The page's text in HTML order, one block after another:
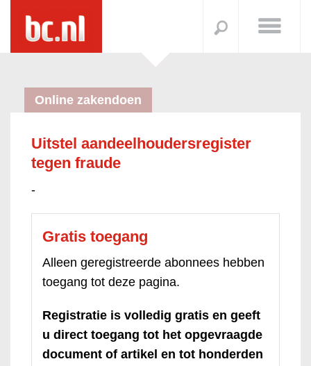
Online zakendoen
Uitstel aandeelhoudersregister
tegen fraude
-
Gratis toegang
Alleen geregistreerde abonnees hebben
toegang tot deze pagina.
Registratie is volledig gratis en geeft
u direct toegang tot het opgevraagde
document of artikel en tot honderden